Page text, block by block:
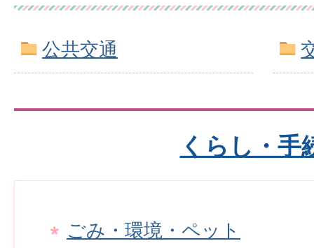
公共交通
くらし・手
ごみ・環境・ペット